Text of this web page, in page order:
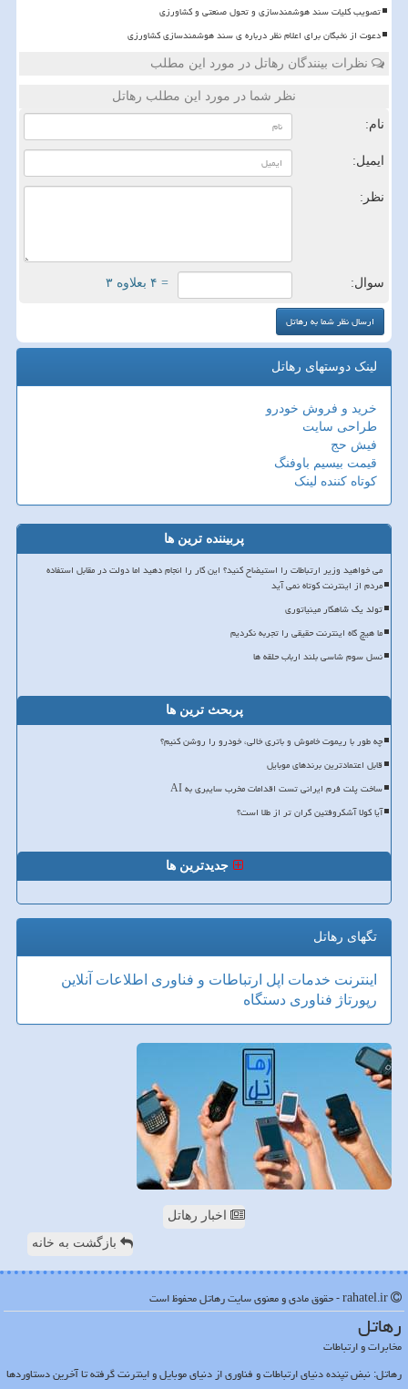
تصویب کلیات سند هوشمندسازی و تحول صنعتی و کشاورزی
دعوت از نخبگان برای اعلام نظر درباره ی سند هوشمندسازی کشاورزی
نظرات بینندگان رهاتل در مورد این مطلب
نظر شما در مورد این مطلب رهاتل
نام:
ایمیل:
نظر:
سوال: = ۴ بعلاوه ۳
لینک دوستهای رهاتل
خرید و فروش خودرو
طراحی سایت
فیش حج
قیمت بیسیم باوفنگ
کوتاه کننده لینک
پربیننده ترین ها
می خواهید وزیر ارتباطات را استیضاح کنید؟ این کار را انجام دهید اما دولت در مقابل استفاده
مردم از اینترنت کوتاه نمی آید
تولد یک شاهکار مینیاتوری
ما هیچ گاه اینترنت حقیقی را تجربه نکردیم
نسل سوم شاسی بلند ارباب حلقه ها
پربحث ترین ها
چه طور با ریموت خاموش و باتری خالی، خودرو را روشن کنیم؟
قابل اعتمادترین برندهای موبایل
ساخت پلت فرم ایرانی تست اقدامات مخرب سایبری به AI
آیا کولا آشکروفتین گران تر از طلا است؟
جدیدترین ها
تگهای رهاتل
اینترنت خدمات اپل ارتباطات و فناوری اطلاعات آنلاین
رپورتاژ فناوری دستگاه
اخبار رهاتل
بازگشت به خانه
رهاتل
مخابرات و ارتباطات
رهاتل: نبض تپنده دنیای ارتباطات و فناوری از دنیای موبایل و اینترنت گرفته تا آخرین دستاوردها